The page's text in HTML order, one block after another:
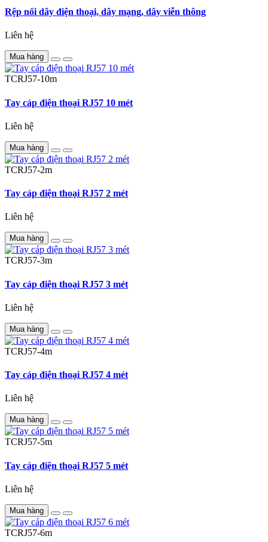
Rệp nối dây điện thoại, dây mạng, dây viễn thông
Liên hệ
Mua hàng
TCRJ57-10m
Tay cáp điện thoại RJ57 10 mét
Liên hệ
Mua hàng
TCRJ57-2m
Tay cáp điện thoại RJ57 2 mét
Liên hệ
Mua hàng
TCRJ57-3m
Tay cáp điện thoại RJ57 3 mét
Liên hệ
Mua hàng
TCRJ57-4m
Tay cáp điện thoại RJ57 4 mét
Liên hệ
Mua hàng
TCRJ57-5m
Tay cáp điện thoại RJ57 5 mét
Liên hệ
Mua hàng
TCRJ57-6m